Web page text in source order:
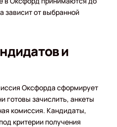
зависит от выбранной
и
Оксфорда сформирует
готовы зачислить, анкеты
комиссия. Кандидаты,
критерии получения